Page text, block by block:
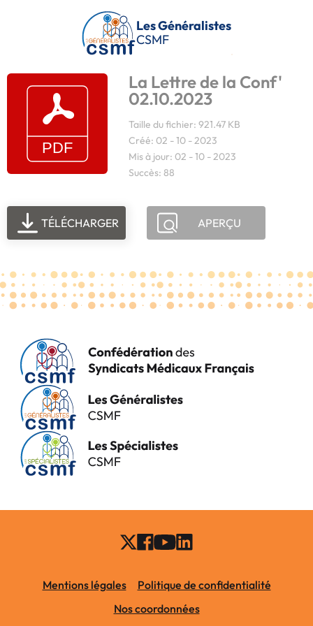
Passer au contenu principal
Les Généralistes
CSMF
La Lettre de la Conf'
02.10.2023
Taille du fichier: 921.47 KB
Créé: 02 - 10 - 2023
Mis à jour: 02 - 10 - 2023
Succès: 88
TÉLÉCHARGER APERÇU
Mentions légales
Politique de confidentialité
Nos coordonnées